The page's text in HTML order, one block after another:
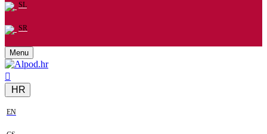
SL
SR
Menu
HR
EN